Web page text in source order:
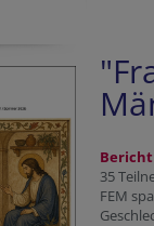
Bericht
35
FEM